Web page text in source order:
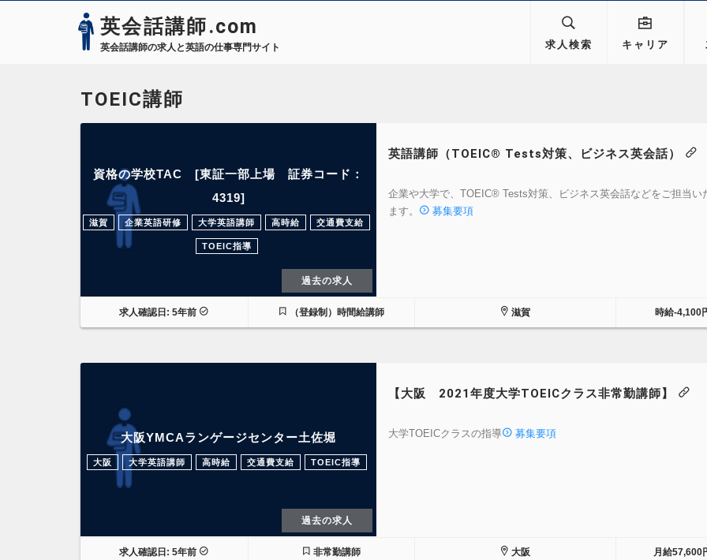
英会話講師.com
英会話講師の求人と英語の仕事専門サイト 求人検索 キャリア
TOEIC講師
資格の学校TAC [東証一部上場 証券コード：
4319]
滋賀 企業英語研修 大学英語講師 高時給 交通費支給
TOEIC指導
過去の求人
英語講師（TOEIC® Tests対策、ビジネス英会話）
企業や大学で、TOEIC® Tests対策、ビジネス英会話などをご担当い
ます。
募集要項
求人確認日: 5年前 （登録制）時間給講師 滋賀 時給-4,100
大阪YMCAランゲージセンター土佐堀
大阪 大学英語講師 高時給 交通費支給 TOEIC指導
過去の求人
【大阪 2021年度大学TOEICクラス非常勤講師】
大学TOEICクラスの指導 募集要項
求人確認日: 5年前 非常勤講師 大阪 月給57,600